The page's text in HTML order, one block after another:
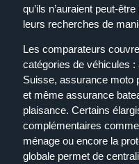
qu’ils n’auraient peut-
leurs recherches de
Les comparateurs
catégories de véhicules
Suisse, assurance moto
et même assurance
plaisance. Certains
complémentaires
ménage ou encore la
globale permet de